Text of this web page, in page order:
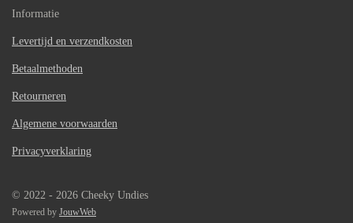
s
a
r
m
Informatie
Levertijd en verzendkosten
Betaalmethoden
Retourneren
Algemene voorwaarden
Privacyverklaring
© 2022 - 2026 Cheeky Undies
Powered by JouwWeb